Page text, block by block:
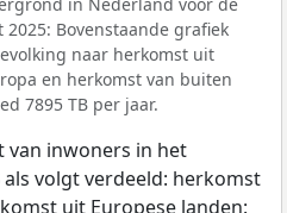
Bovenstaande grafiek
naar herkomst uit
en herkomst van buiten
7895 TB per jaar.
van inwoners in het
volgt verdeeld: herkomst
uit Europese landen: